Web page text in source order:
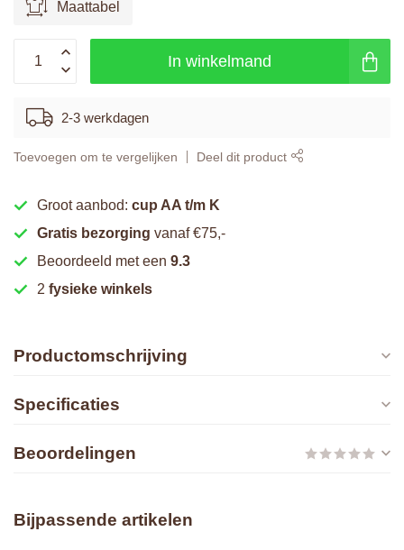
Maattabel
In winkelmand
2-3 werkdagen
Toevoegen om te vergelijken Deel dit product
Groot aanbod: cup AA t/m K
Gratis bezorging vanaf €75,-
Beoordeeld met een 9.3
2 fysieke winkels
Productomschrijving
Specificaties
Beoordelingen
Bijpassende artikelen